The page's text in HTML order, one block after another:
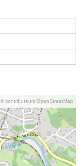
© contributeurs OpenStreetMap